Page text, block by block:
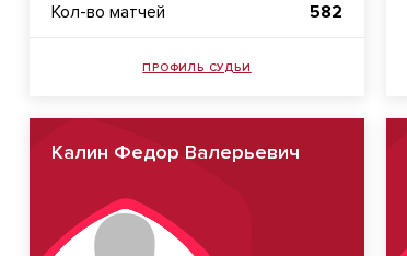
Кол-во матчей 582
ПРОФИЛЬ СУДЬИ
Калин Федор Валерьевич